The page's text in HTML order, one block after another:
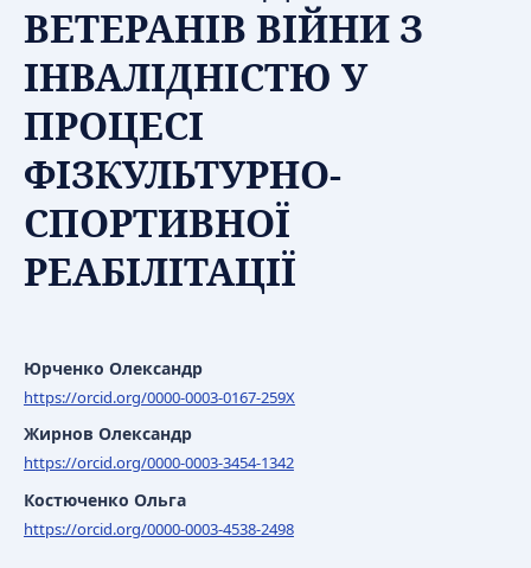
ВЕТЕРАНІВ ВІЙНИ З
ІНВАЛІДНІСТЮ У
ПРОЦЕСІ
ФІЗКУЛЬТУРНО-
СПОРТИВНОЇ
РЕАБІЛІТАЦІЇ
Юрченко Олександр
https://orcid.org/0000-0003-0167-259X
Жирнов Олександр
https://orcid.org/0000-0003-3454-1342
Костюченко Ольга
https://orcid.org/0000-0003-4538-2498